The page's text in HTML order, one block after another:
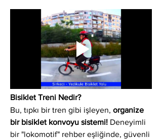
Bisiklet Treni Nedir?
Bu, tıpkı bir tren gibi işleyen, organize
bir bisiklet konvoyu sistemi! Deneyimli
bir "lokomotif" rehber eşliğinde, güvenli